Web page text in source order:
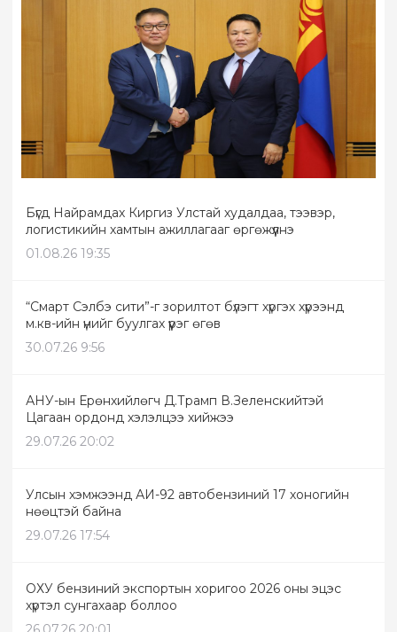
Бүгд Найрамдах Киргиз Улстай худалдаа, тээвэр,
логистикийн хамтын ажиллагааг өргөжүүлнэ
01.08.26 19:35
“Смарт Сэлбэ сити”-г зорилтот бүлэгт хүргэх хүрээнд
м.кв-ийн үнийг буулгах үүрэг өгөв
30.07.26 9:56
АНУ-ын Ерөнхийлөгч Д.Трамп В.Зеленскийтэй
Цагаан ордонд хэлэлцээ хийжээ
29.07.26 20:02
Улсын хэмжээнд АИ-92 автобензиний 17 хоногийн
нөөцтэй байна
29.07.26 17:54
ОХУ бензиний экспортын хоригоо 2026 оны эцэс
хүртэл сунгахаар боллоо